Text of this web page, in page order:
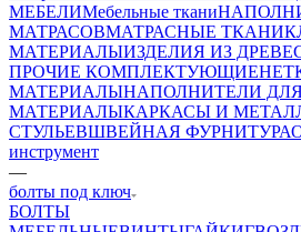
МЕБЕЛИМебельные ткани
МАТРАСОВМАТРАСНЫЕ ТКАНИ
МАТЕРИАЛЫИЗДЕЛИЯ ИЗ
ПРОЧИЕ КОМПЛЕКТУЮЩИЕ
МАТЕРИАЛЫНАПОЛНИТЕЛИ
МАТЕРИАЛЫКАРКАСЫ И
СТУЛЬЕВШВЕЙНАЯ ФУРНИТУРА
инструмент
—
болты под ключ
БОЛТЫ